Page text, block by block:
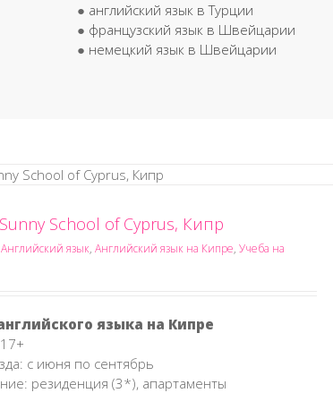
● английский язык в Турции
● французский язык в Швейцарии
● немецкий язык в Швейцарии
School of Cyprus, Кипр
Английский язык, Английский язык на Кипре, Учеба на
языка на Кипре
с июня по сентябрь
резиденция (3*), апартаменты